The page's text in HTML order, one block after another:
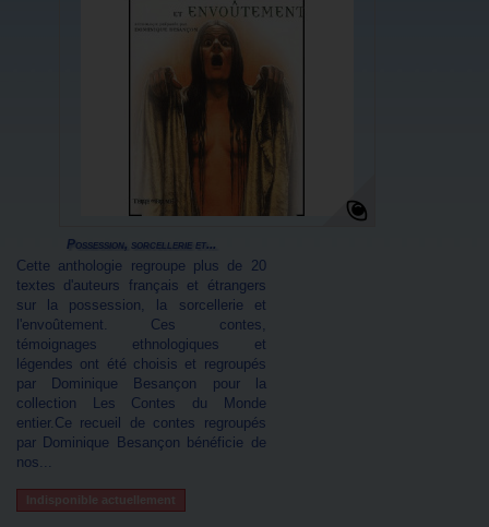
Possession, sorcellerie et...
Cette anthologie regroupe plus de 20
textes d'auteurs français et étrangers
sur la possession, la sorcellerie et
l'envoûtement. Ces contes,
témoignages ethnologiques et
légendes ont été choisis et regroupés
par Dominique Besançon pour la
collection Les Contes du Monde
entier.Ce recueil de contes regroupés
par Dominique Besançon bénéficie de
nos...
Indisponible actuellement